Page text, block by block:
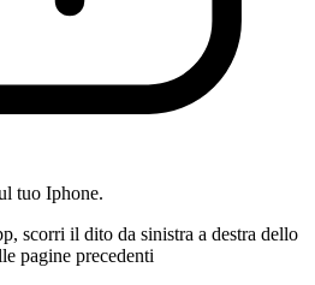
tuo Iphone.
scorri il dito da sinistra a destra dello
pagine precedenti